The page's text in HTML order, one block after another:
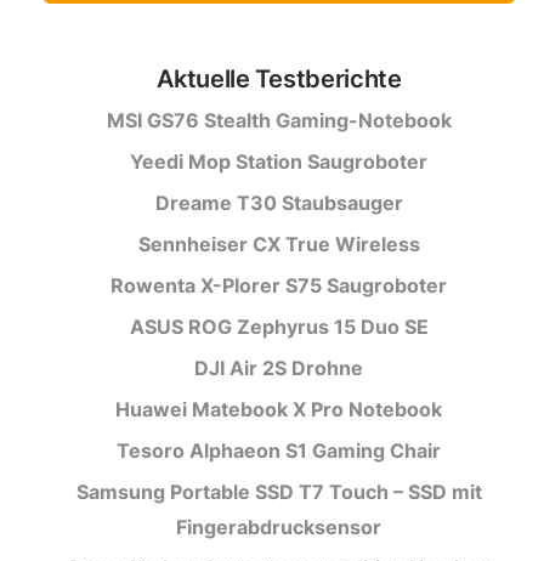
Aktuelle Testberichte
MSI GS76 Stealth Gaming-Notebook
Yeedi Mop Station Saugroboter
Dreame T30 Staubsauger
Sennheiser CX True Wireless
Rowenta X-Plorer S75 Saugroboter
ASUS ROG Zephyrus 15 Duo SE
DJI Air 2S Drohne
Huawei Matebook X Pro Notebook
Tesoro Alphaeon S1 Gaming Chair
Samsung Portable SSD T7 Touch – SSD mit
Fingerabdrucksensor